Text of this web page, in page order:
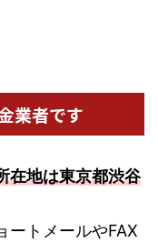
業者です
在地は東京都渋谷
ートメールやFAX